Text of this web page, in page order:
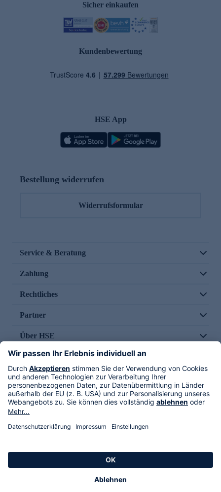
Sicher einkaufen
Kundenbewertung
HSE App
Bestellung widerrufen
Widerrufsformular
Service & Beratung
Zahlung
Rechtliches
Partner
Über HSE
Im TV
HSE International